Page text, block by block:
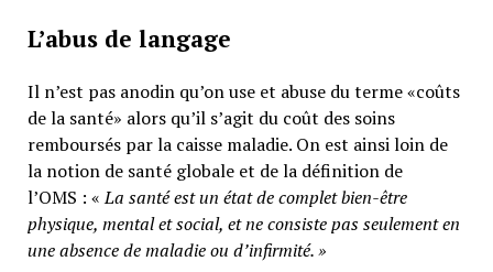
L’abus de langage
Il n’est pas anodin qu’on use et abuse du terme «coûts
de la santé» alors qu’il s’agit du coût des soins
remboursés par la caisse maladie. On est ainsi loin de
la notion de santé globale et de la définition de
l’OMS : «La santé est un état de complet bien-être
physique, mental et social, et ne consiste pas seulement en
une absence de maladie ou d’infirmité.»